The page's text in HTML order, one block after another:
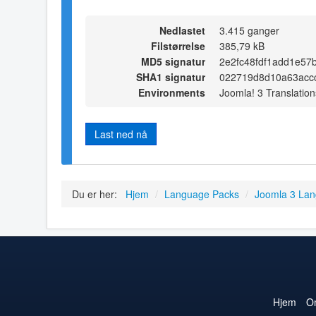
Nedlastet
3.415 ganger
Filstørrelse
385,79 kB
MD5 signatur
SHA1 signatur
Environments
Joomla! 3
Last ned nå
Du er her: Hjem / Language Packs / Joomla 3
Hjem